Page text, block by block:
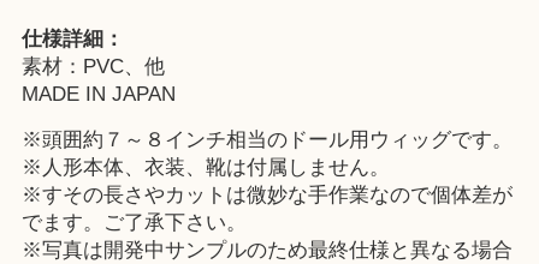
仕様詳細：
素材：PVC、他
MADE IN JAPAN
※頭囲約７～８インチ相当のドール用ウィッグです。
※人形本体、衣装、靴は付属しません。
※すその長さやカットは微妙な手作業なので個体差が
でます。ご了承下さい。
※写真は開発中サンプルのため最終仕様と異なる場合